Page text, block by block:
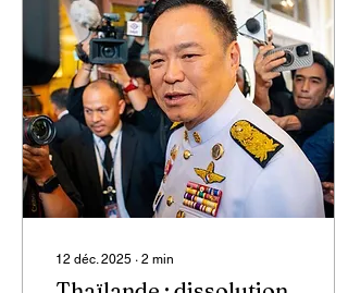
12 déc. 2025 ∙ 2 min